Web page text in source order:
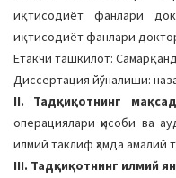
иқтисодиёт фанлари
иқтисодиёт фанлари
Етакчи ташкилот:
Диссертация йўналиши:
II. Тадқиқотнинг
операциялари ҳисоби ва
илмий таклиф ҳамда
III. Тадқиқотнинг илмий